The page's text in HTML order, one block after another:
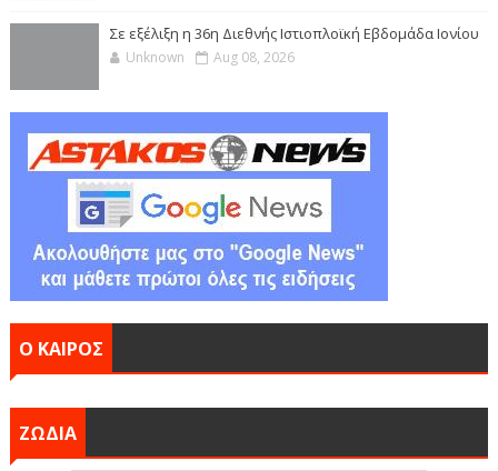
Σε εξέλιξη η 36η Διεθνής Ιστιοπλοϊκή Εβδομάδα Ιονίου
Unknown Aug 08, 2026
Ο ΚΑΙΡΟΣ
ΖΩΔΙΑ